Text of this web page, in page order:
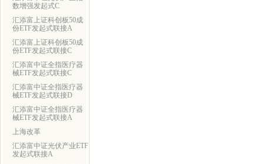
数增强发起式C
汇添富上证科创板50成
份ETF发起式联接A
汇添富上证科创板50成
份ETF发起式联接C
汇添富中证全指医疗器
械ETF发起式联接C
汇添富中证全指医疗器
械ETF发起式联接D
汇添富中证全指医疗器
械ETF发起式联接A
上海改革
汇添富中证光伏产业ETF
发起式联接A